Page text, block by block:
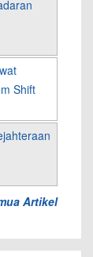
Shift
Artikel